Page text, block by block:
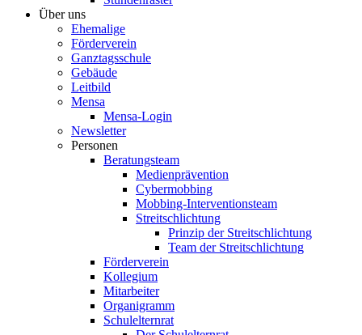
Über uns
Ehemalige
Förderverein
Ganztagsschule
Gebäude
Leitbild
Mensa
Mensa-Login
Newsletter
Personen
Beratungsteam
Medienprävention
Cybermobbing
Mobbing-Interventionsteam
Streitschlichtung
Prinzip der Streitschlichtung
Team der Streitschlichtung
Förderverein
Kollegium
Mitarbeiter
Organigramm
Schulelternrat